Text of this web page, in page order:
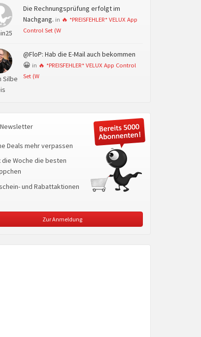
Die Rechnungsprüfung erfolgt im
Nachgang. in 🔥 *PREISFEHLER* VELUX App
Control Set (W
Silbe
@FloP: Hab die E-Mail auch bekommen
😀 in 🔥 *PREISFEHLER* VELUX App Control
Set (W
Deals mehr verpassen
die Woche die besten
und Rabattaktionen
Zur Anmeldung